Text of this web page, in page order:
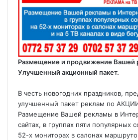
Размещение и продвижение Вашей
Улучшенный акционный пакет.
В честь новогодних праздников,
улучшенный пакет реклам по
Размещение Вашей рекламы в
сайтах, в группах пяти популярных
52-х мониторах в салонах